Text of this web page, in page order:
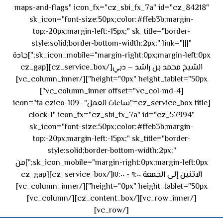
maps-and-flags" icon_fx="cz_sbi_fx_7a" id="cz_84218"
sk_icon="font-size:50px;color:#ffeb3b;margin-
top:-20px;margin-left:-15px;" sk_title="border-
style:solid;border-bottom-width:2px;" link="|||"
sk_icon_mobile="margin-right:0px;margin-left:0px;"]جادة
الشيخ محمد بن راشد – دبي[/cz_service_box][cz_gap
height="0px" height_tablet="50px"][/vc_column_inner]
[vc_column_inner offset="vc_col-md-4"]
[cz_service_box title="ساعات العمل" icon="fa czico-109-
clock-1" icon_fx="cz_sbi_fx_7a" id="cz_57994"
sk_icon="font-size:50px;color:#ffeb3b;margin-
top:-20px;margin-left:-15px;" sk_title="border-
style:solid;border-bottom-width:2px;"
sk_icon_mobile="margin-right:0px;margin-left:0px;"]من
الاثنين إلى الجمعة ٩:٠٠ - ١٧:٠٠[/cz_service_box][cz_gap
height="0px" height_tablet="50px"][/vc_column_inner]
[/vc_row_inner][/cz_content_box][/vc_column]
[/vc_row]